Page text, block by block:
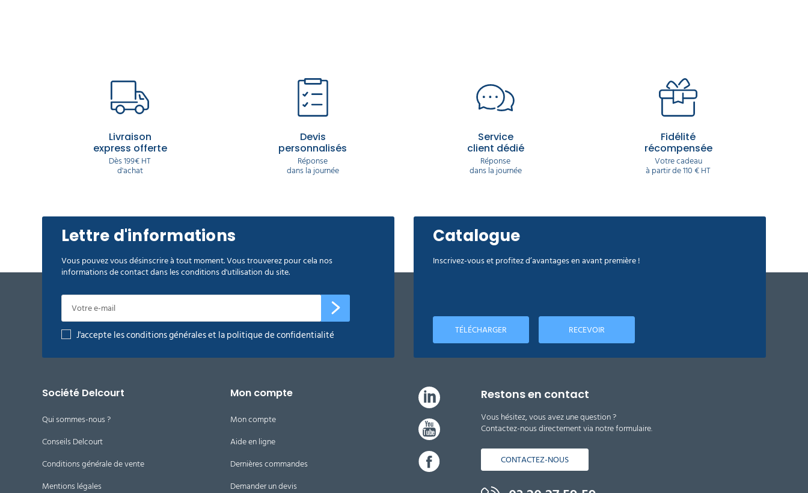
Livraison
express offerte
Dès 199€ HT
d'achat
Devis
personnalisés
Réponse
dans la journée
Service
client dédié
Réponse
dans la journée
Fidélité
récompensée
Votre cadeau
à partir de 110 € HT
Lettre d'informations
Vous pouvez vous désinscrire à tout moment. Vous trouverez pour cela nos
informations de contact dans les conditions d'utilisation du site.
J'accepte les conditions générales et la politique de confidentialité
Catalogue
Inscrivez-vous et profitez d’avantages en avant première !
TÉLÉCHARGER RECEVOIR
Société Delcourt
Qui sommes-nous ?
Conseils Delcourt
Conditions générale de vente
Mentions légales
Mon compte
Mon compte
Aide en ligne
Dernières commandes
Demander un devis
Restons en contact
Vous hésitez, vous avez une question ?
Contactez-nous directement via notre formulaire.
CONTACTEZ-NOUS